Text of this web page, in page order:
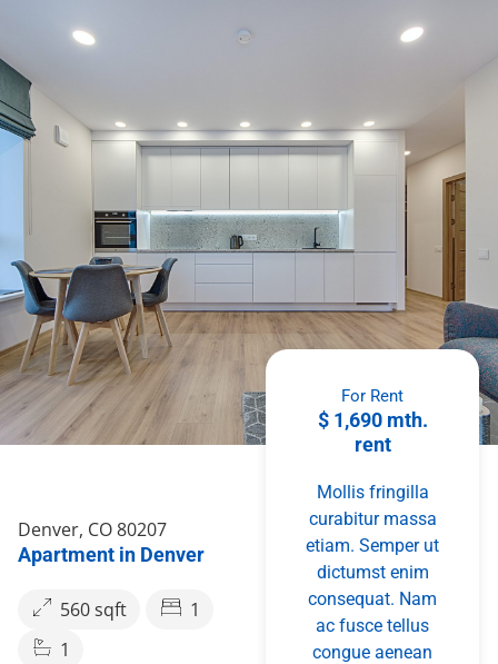
Denver, CO 80207
Apartment in Denver
560 sqft
1
1
For Rent
$ 1,690 mth.
rent
Mollis fringilla
curabitur massa
etiam. Semper ut
dictumst enim
consequat. Nam
ac fusce tellus
congue aenean